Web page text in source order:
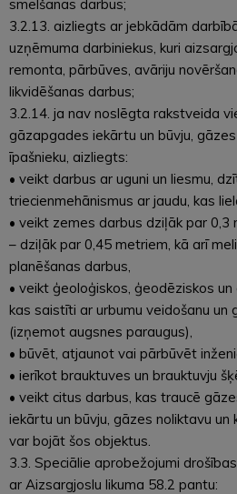
smelšanas darbus;
3.2.13. aizliegts ar jebkādām
uzņēmuma darbiniekus, kuri
remonta, pārbūves, avāriju
likvidēšanas darbus;
3.2.14. ja nav noslēgta rakstveida
gāzapgades iekārtu un būvju,
īpašnieku, aizliegts:
• veikt darbus ar uguni un liesmu,
triecienmehānismus ar jaudu, kas
• veikt zemes darbus dziļāk par
– dziļāk par 0,45 metriem, kā arī
planēšanas darbus,
• veikt ģeoloģiskos, ģeodēziskos
kas saistīti ar urbumu veidošanu un
(izņemot augsnes paraugus),
• būvēt, atjaunot vai pārbūvēt
• ierīkot brauktuves un brauktuvju
• veikt citus darbus, kas traucē
iekārtu un būvju, gāzes noliktavu un
var bojāt šos objektus.
3.3. Speciālie aprobežojumi
ar Aizsargjoslu likuma 58.2 pantu: